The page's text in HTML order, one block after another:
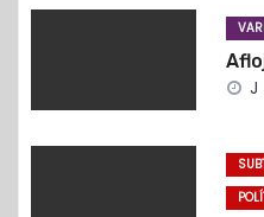
e
J